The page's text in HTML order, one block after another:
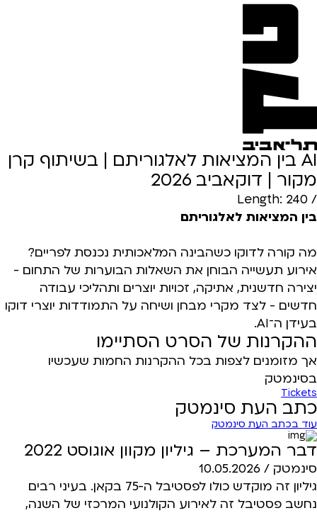
AI בין המציאות לאלגוריתם | בשיתוף קרן
מקור | דוקאביב 2026
/ Length: 240
בין המציאות לאלגוריתם
מה קורה לדוקו כשהבינה המלאכותית נכנסת לפריים?
אירוע תעשייה הבוחן את השאלות הבוערות של התחום -
יצירה חדשנית, אתיקה, זכויות יוצרים ותהליכי עבודה
חדשים - לצד מקרי מבחן ושיחה על התמודדות יוצרי דוקו
בעידן ה־AI.
ההקרנות של הסרט הסתיימו
אך מזומנים לצפות בכל ההקרנות החמות שעכשיו
בסינמטק
Tickets
כתב העת סינמטק
עוד בכתב העת סינמטק
דבר המערכת – גיליון מקוון אוגוסט 2022
סינמטק / 10.05.2026
גיליון זה מוקדש כולו לפסטיבל ה-75 בקאן. בעיני רבים
נחשב פסטיבל זה לאירוע הקולנועי המרכזי של השנה,